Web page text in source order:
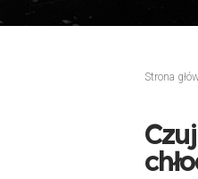
Strona